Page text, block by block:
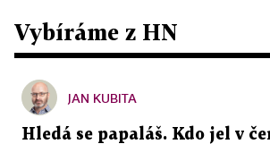
Vybíráme z HN
JAN KUBITA
Hledá se papaláš. Kdo jel v